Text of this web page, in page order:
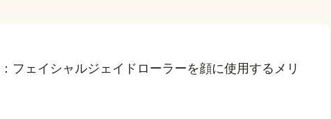
フェイシャルジェイドローラーを顔に使用するメリ